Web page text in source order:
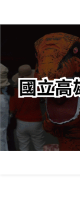
轉
要
內
容